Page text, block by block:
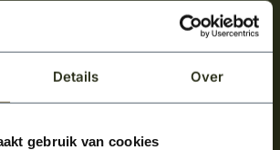
Details Over
gebruik van cookies
ontvang het laatste nieuws
bouwstijl!
nieuwsbrief